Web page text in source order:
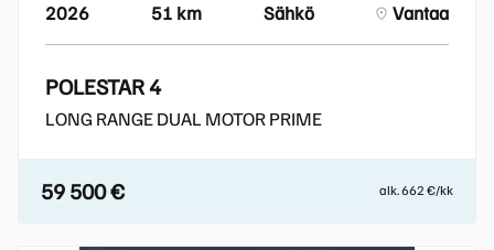
2026 51 km Sähkö Vantaa
POLESTAR 4
LONG RANGE DUAL MOTOR PRIME
59 500 € alk. 662 €/kk